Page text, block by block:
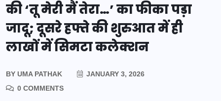
की ‘तू मेरी मैं तेरा…’ का फीका पड़ा
जादू; दूसरे हफ्ते की शुरुआत में ही
लाखों में सिमटा कलेक्शन
BY UMA PATHAK
JANUARY 3, 2026
0 COMMENTS